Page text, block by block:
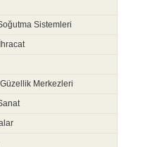
Sistemleri
Merkezleri